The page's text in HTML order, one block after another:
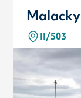
Malacky
II/503